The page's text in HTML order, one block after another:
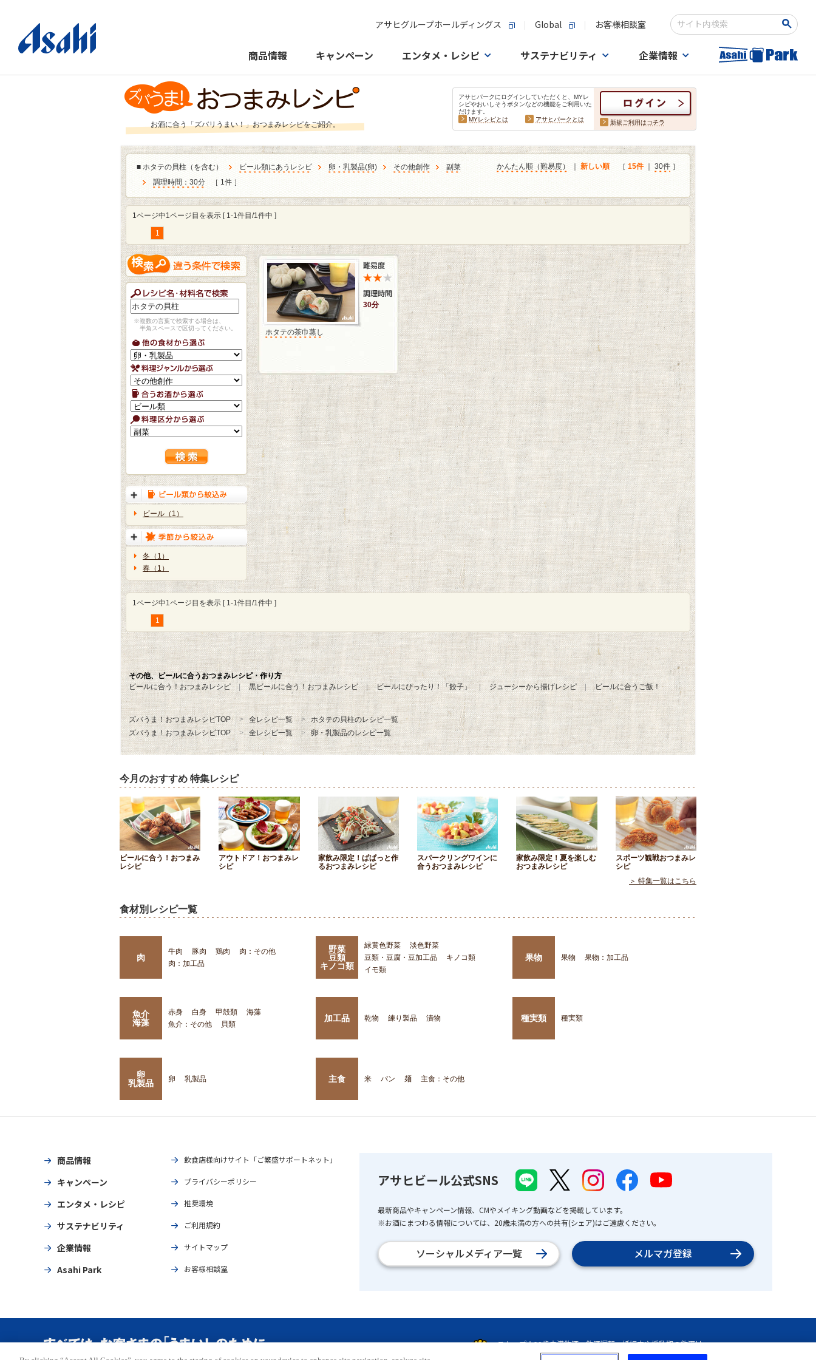
アサヒグループホールディングス Global お客様相談室
検索キーワード入力
商品情報 キャンペーン エンタメ・レシピ サステナビリティ 企業情報
お酒に合う「ズバリうまい！」おつまみレシピをご紹介。
アサヒパークにログインしていただくと、MYレ
シピやおいしそうボタンなどの機能をご利用いた
だけます。
MYレシピとは
アサヒパークとは 新規ご利用はコチラ
■ ホタテの貝柱（を含む） ビール類にあうレシピ 卵・乳製品(卵) その他創作
副菜
調理時間：30分
［ 1件 ］
かんたん順（難易度） 新しい順 ［ 15件｜ 30件 ］
1ページ中1ページ目を表示 [ 1-1件目/1件中 ]
1
※複数の言葉で検索する場合は、
半角スペースで区切ってください。
ビール（1）
冬（1）
春（1）
30分
ホタテの茶巾蒸し
1ページ中1ページ目を表示 [ 1-1件目/1件中 ]
1
その他、ビールに合うおつまみレシピ・作り方
ビールに合う！おつまみレシピ
黒ビールに合う！おつまみレシピ ビールにぴったり！「餃子」 ジューシーから揚げレシピ ビールに合うご飯！
ズバうま！おつまみレシピTOP 全レシピ一覧
ホタテの貝柱のレシピ一覧
ズバうま！おつまみレシピTOP
全レシピ一覧 卵・乳製品のレシピ一覧
今月のおすすめ 特集レシピ
ビールに合う！おつまみ
レシピ
アウトドア！おつまみレ
シピ
家飲み限定！ぱぱっと作
るおつまみレシピ
スパークリングワインに
合うおつまみレシピ
家飲み限定！夏を楽しむ
おつまみレシピ
スポーツ観戦おつまみレ
シピ
＞ 特集一覧はこちら
食材別レシピ一覧
肉
牛肉 豚肉 鶏肉
肉：その他
肉：加工品
野菜
豆類
キノコ類
緑黄色野菜
淡色野菜
豆類・豆腐・豆加工品
キノコ類
イモ類
果物 果物 果物：加工品
魚介
海藻
赤身 白身 甲殻類
海藻
魚介：その他
貝類
加工品 乾物 練り製品 漬物 種実類 種実類
卵
乳製品
卵 乳製品 主食 米 パン 麺 主食：その他
商品情報
キャンペーン
エンタメ・レシピ
サステナビリティ
企業情報
Asahi Park
飲食店様向けサイト「ご繁盛サポートネット」
プライバシーポリシー
推奨環境
ご利用規約
サイトマップ
お客様相談室
アサヒビール公式SNS
最新商品やキャンペーン情報、CMやメイキング動画などを掲載しています。
※お酒にまつわる情報については、20歳未満の方への共有(シェア)はご遠慮ください。
ソーシャルメディア一覧 メルマガ登録